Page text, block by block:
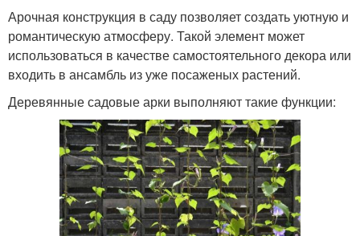
Арочная конструкция в саду позволяет создать уютную и
романтическую атмосферу. Такой элемент может
использоваться в качестве самостоятельного декора или
входить в ансамбль из уже посаженых растений.
Деревянные садовые арки выполняют такие функции: